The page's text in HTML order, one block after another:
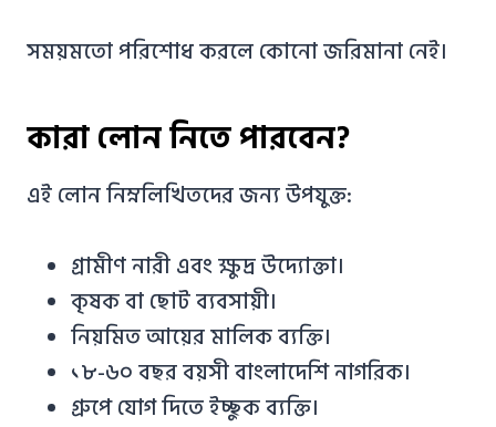
সময়মতো পরিশোধ করলে কোনো জরিমানা নেই।
কারা লোন নিতে পারবেন?
এই লোন নিম্নলিখিতদের জন্য উপযুক্ত:
গ্রামীণ নারী এবং ক্ষুদ্র উদ্যোক্তা।
কৃষক বা ছোট ব্যবসায়ী।
নিয়মিত আয়ের মালিক ব্যক্তি।
১৮-৬০ বছর বয়সী বাংলাদেশি নাগরিক।
গ্রুপে যোগ দিতে ইচ্ছুক ব্যক্তি।